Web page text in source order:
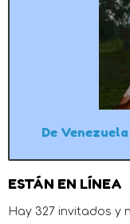
De
ESTÁN EN LÍNEA
Hay 327 invitados y